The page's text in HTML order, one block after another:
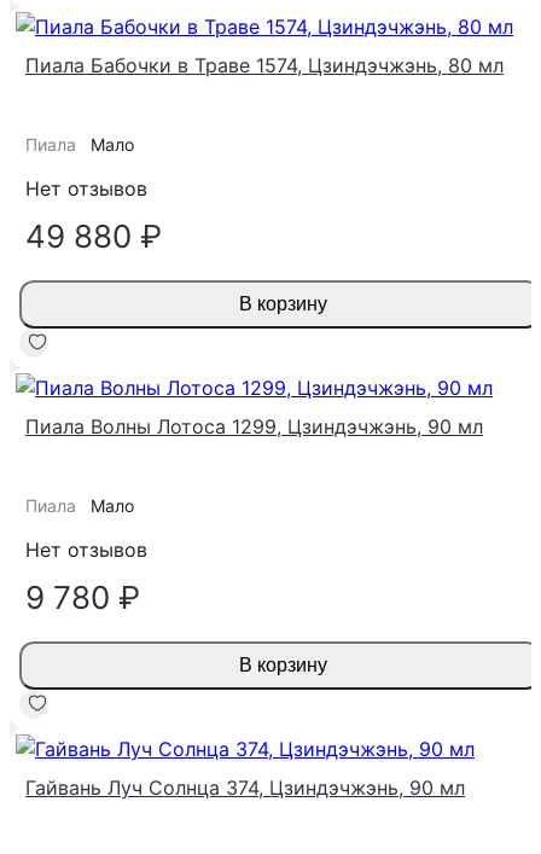
Пиала Бабочки в Траве 1574, Цзиндэчжэнь, 80 мл
Пиала Мало
Нет отзывов
49 880 ₽
В корзину
Пиала Волны Лотоса 1299, Цзиндэчжэнь, 90 мл
Пиала Мало
Нет отзывов
9 780 ₽
В корзину
Гайвань Луч Солнца 374, Цзиндэчжэнь, 90 мл